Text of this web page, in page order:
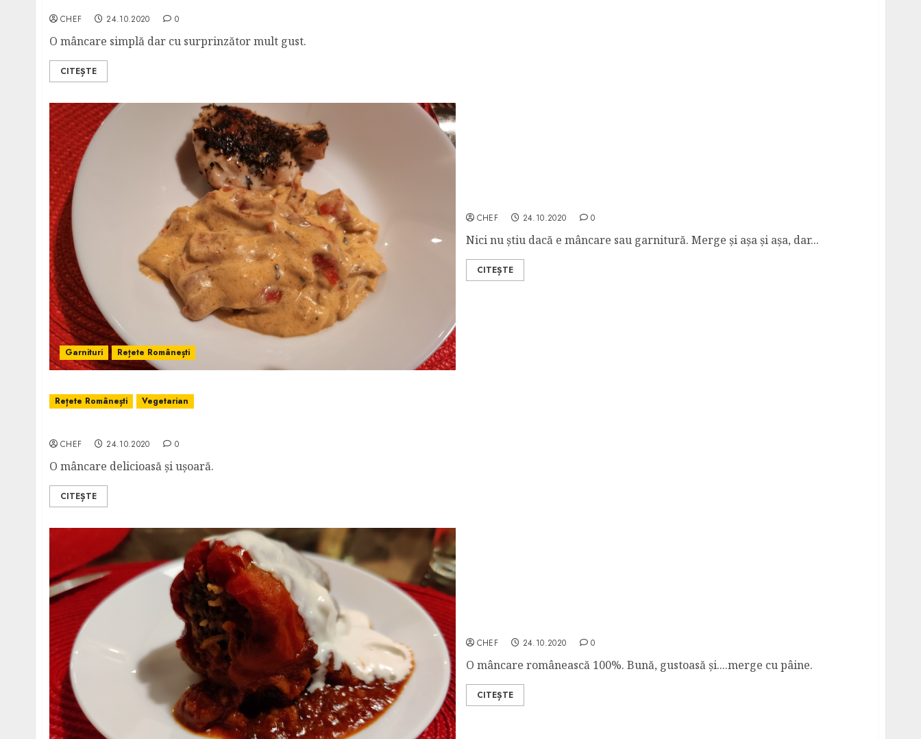
CHEF 24.10.2020 0
O mâncare simplă dar cu surprinzător mult gust.
CITEȘTE
Garnituri Rețete Românești
CHEF 24.10.2020 0
Nici nu știu dacă e mâncare sau garnitură. Merge și așa și așa, dar...
CITEȘTE
Rețete Românești Vegetarian
CHEF 24.10.2020 0
O mâncare delicioasă și ușoară.
CITEȘTE
CHEF 24.10.2020 0
O mâncare românească 100%. Bună, gustoasă și....merge cu pâine.
CITEȘTE